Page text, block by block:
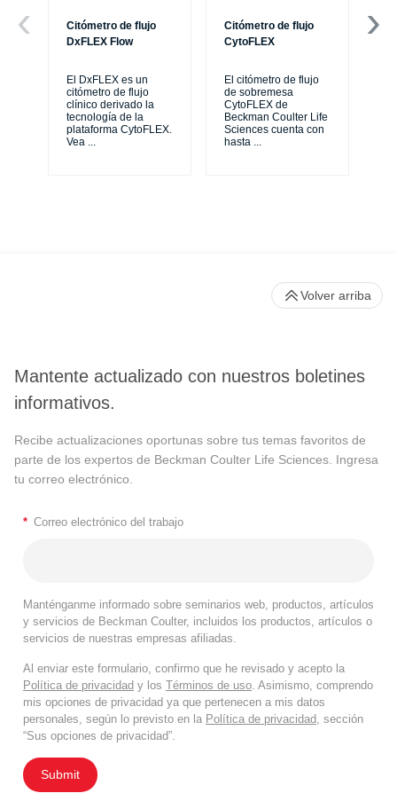
Citómetro de flujo
DxFLEX Flow
El DxFLEX es un
citómetro de flujo
clínico derivado la
tecnología de la
plataforma CytoFLEX.
Vea ...
Citómetro de flujo
CytoFLEX
El citómetro de flujo
de sobremesa
CytoFLEX de
Beckman Coulter Life
Sciences cuenta con
hasta ...
Mantente actualizado con nuestros boletines
informativos.
Recibe actualizaciones oportunas sobre tus temas favoritos de
parte de los expertos de Beckman Coulter Life Sciences. Ingresa
tu correo electrónico.
* Correo electrónico del trabajo
Manténganme informado sobre seminarios web, productos, artículos
y servicios de Beckman Coulter, incluidos los productos, artículos o
servicios de nuestras empresas afiliadas.
Al enviar este formulario, confirmo que he revisado y acepto la
Política de privacidad y los Términos de uso. Asimismo, comprendo
mis opciones de privacidad ya que pertenecen a mis datos
personales, según lo previsto en la Política de privacidad, sección
“Sus opciones de privacidad”.
Submit
Volver arriba